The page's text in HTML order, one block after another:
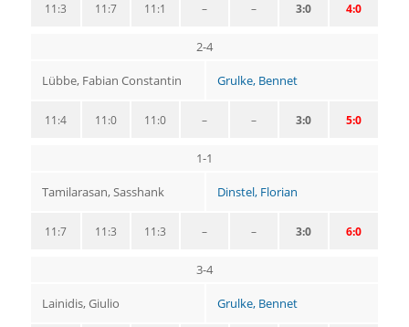
4:0
3:0
–
–
11:1
11:7
11:3
2-4
Lübbe, Fabian Constantin Grulke, Bennet
5:0
3:0
–
–
11:0
11:0
11:4
1-1
Tamilarasan, Sasshank Dinstel, Florian
6:0
3:0
–
–
11:3
11:3
11:7
3-4
Lainidis, Giulio Grulke, Bennet